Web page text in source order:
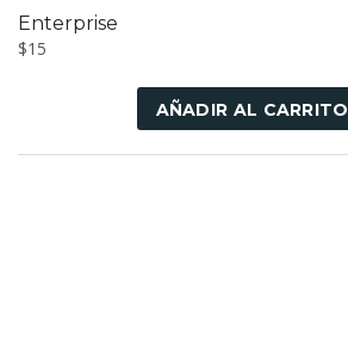
Enterprise
$15
AÑADIR AL CARRITO